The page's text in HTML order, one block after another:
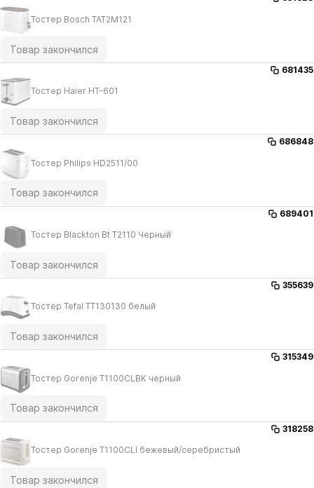
Тостер Bosch TAT2M121
Товар закончился
681435
Тостер Haier HT-601
Товар закончился
686848
Тостер Philips HD2511/​00
Товар закончился
689401
Тостер Blackton Bt T2110 Черный
Товар закончился
355639
Тостер Tefal TT130130 белый
Товар закончился
315349
Тостер Gorenje T1100CLBK черный
Товар закончился
318258
Тостер Gorenje T1100CLI бежевый/​серебристый
Товар закончился